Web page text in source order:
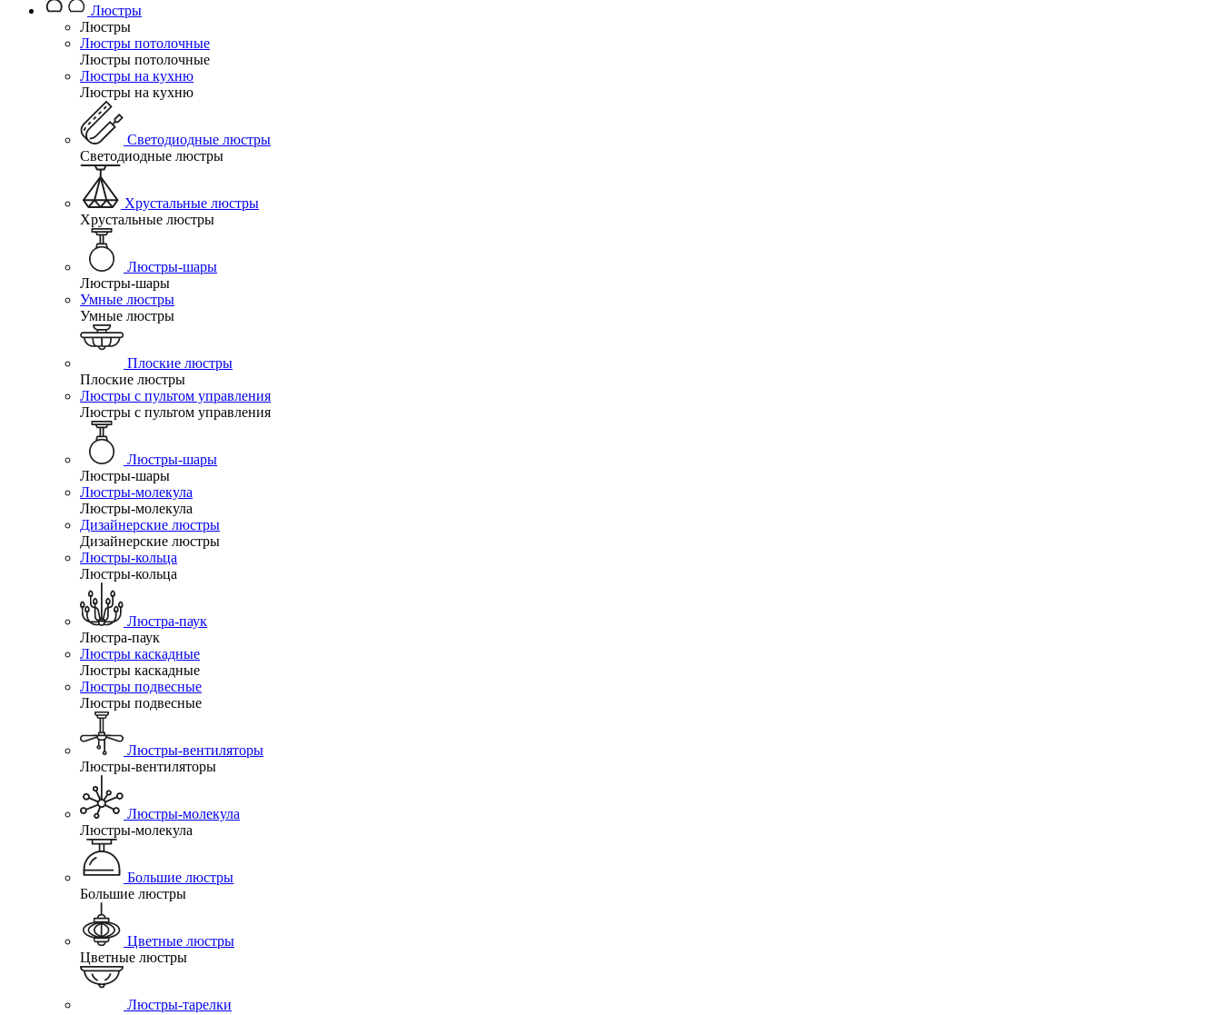
Люстры
Люстры
Люстры потолочные
Люстры потолочные
Люстры на кухню
Люстры на кухню
Светодиодные люстры
Светодиодные люстры
Хрустальные люстры
Хрустальные люстры
Люстры-шары
Люстры-шары
Умные люстры
Умные люстры
Плоские люстры
Плоские люстры
Люстры с пультом управления
Люстры с пультом управления
Люстры-шары
Люстры-шары
Люстры-молекула
Люстры-молекула
Дизайнерские люстры
Дизайнерские люстры
Люстры-кольца
Люстры-кольца
Люстра-паук
Люстра-паук
Люстры каскадные
Люстры каскадные
Люстры подвесные
Люстры подвесные
Люстры-вентиляторы
Люстры-вентиляторы
Люстры-молекула
Люстры-молекула
Большие люстры
Большие люстры
Цветные люстры
Цветные люстры
Люстры-тарелки